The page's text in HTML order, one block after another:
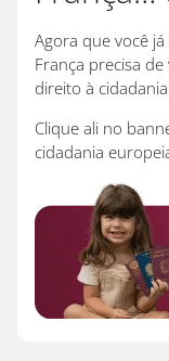
Agora que você
França precisa
direito à
Clique ali no
cidadania